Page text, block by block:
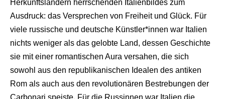
Herkunftsländern herrschenden Italienbildes zum
Ausdruck: das Versprechen von Freiheit und Glück. Für
viele russische und deutsche Künstler*innen war Italien
nichts weniger als das gelobte Land, dessen Geschichte
sie mit einer romantischen Aura versahen, die sich
sowohl aus den republikanischen Idealen des antiken
Rom als auch aus den revolutionären Bestrebungen der